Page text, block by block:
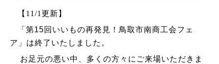
【11/1更新】
「第15回いいもの再発見！鳥取市南商工会フェ
ア」は終了いたしました。
お足元の悪い中、多くの方々にご来場いただきま